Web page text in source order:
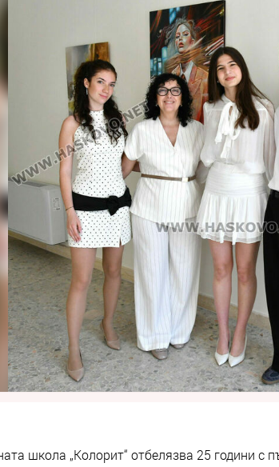
школа „Колорит“ отбелязва 25 години с